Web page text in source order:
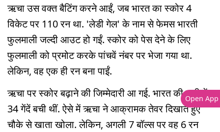
ऋचा उस वक्त बैटिंग करने आईं, जब भारत का स्कोर 4
विकेट पर 110 रन था. 'लेडी गेल' के नाम से फेमस भारती
फुलमाली जल्दी आउट हो गईं. स्कोर को पेस देने के लिए
फुलमाली को प्रमोट करके पांचवें नंबर पर भेजा गया था.
लेकिन, वह एक ही रन बना पाईं.
ऋचा पर स्कोर बढ़ाने की जिम्मेदारी आ गई. भारत की पारी में
34 गेंदें बची थीं. ऐसे में ऋचा ने आक्रामक तेवर दिखाते हुए
चौके से खाता खोला. लेकिन, अगली 7 बॉल्स पर वह 6 रन
Open App